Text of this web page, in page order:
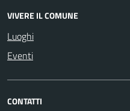
VIVERE IL COMUNE
Luoghi
Eventi
CONTATTI